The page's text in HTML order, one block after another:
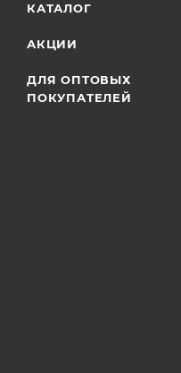
КАТАЛОГ
АКЦИИ
ДЛЯ ОПТОВЫХ
ПОКУПАТЕЛЕЙ